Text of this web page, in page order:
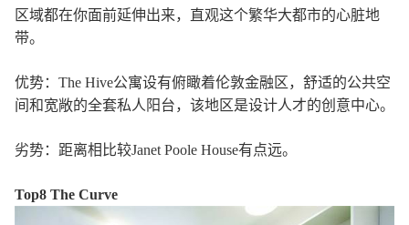
区域都在你面前延伸出来，直观这个繁华大都市的心脏地
带。
优势：The Hive公寓设有俯瞰着伦敦金融区，舒适的公共空
间和宽敞的全套私人阳台，该地区是设计人才的创意中心。
劣势：距离相比较Janet Poole House有点远。
Top8 The Curve